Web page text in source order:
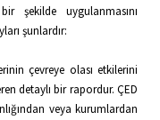
şekilde uygulanmasını
şunlardır:
çevreye olası etkilerini
detaylı bir rapordur. ÇED
veya kurumlardan